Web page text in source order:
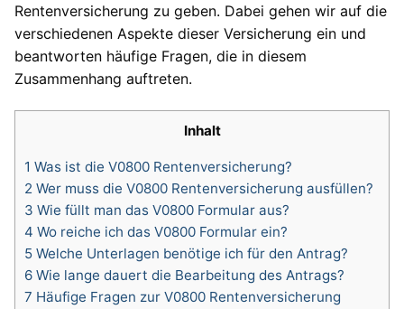
Rentenversicherung zu geben. Dabei gehen wir auf die
verschiedenen Aspekte dieser Versicherung ein und
beantworten häufige Fragen, die in diesem
Zusammenhang auftreten.
Inhalt
1 Was ist die V0800 Rentenversicherung?
2 Wer muss die V0800 Rentenversicherung ausfüllen?
3 Wie füllt man das V0800 Formular aus?
4 Wo reiche ich das V0800 Formular ein?
5 Welche Unterlagen benötige ich für den Antrag?
6 Wie lange dauert die Bearbeitung des Antrags?
7 Häufige Fragen zur V0800 Rentenversicherung